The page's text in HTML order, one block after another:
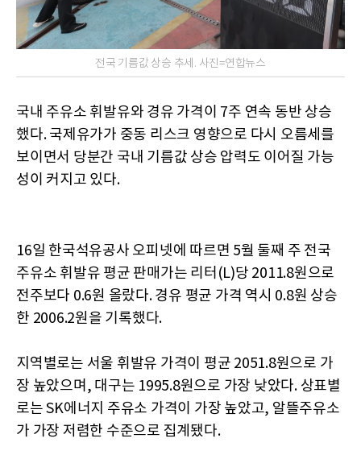
전국 기름값 상승 추세. 사진=연합뉴스
국내 주유소 휘발유와 경유 가격이 7주 연속 동반 상승
했다. 국제유가가 중동 리스크 영향으로 다시 오름세를
보이면서 당분간 국내 기름값 상승 압력도 이어질 가능
성이 커지고 있다.
16일 한국석유공사 오피넷에 따르면 5월 둘째 주 전국
주유소 휘발유 평균 판매가는 리터(L)당 2011.8원으로
전주보다 0.6원 올랐다. 경유 평균 가격 역시 0.8원 상승
한 2006.2원을 기록했다.
지역별로는 서울 휘발유 가격이 평균 2051.8원으로 가
장 높았으며, 대구는 1995.8원으로 가장 낮았다. 상표별
로는 SK에너지 주유소 가격이 가장 높았고, 알뜰주유소
가 가장 저렴한 수준으로 집계됐다.